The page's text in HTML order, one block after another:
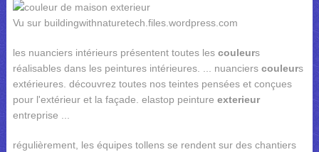
Vu sur buildingwithnaturetech.files.wordpress.com
les nuanciers intérieurs présentent toutes les couleurs
réalisables dans les peintures intérieures. ... nuanciers couleurs
extérieures. découvrez toutes nos teintes pensées et conçues
pour l'extérieur et la façade. elastop peinture exterieur
entreprise ...
régulièrement, les équipes tollens se rendent sur des chantiers